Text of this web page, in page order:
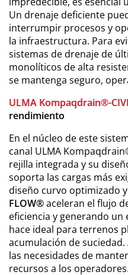
Un drenaje deficiente
interrumpir procesos y
la infraestructura. Para
sistemas de drenaje de
monolíticos de alta
se mantenga seguro,
ULMA Kompaqdrain®-
rendimiento
En el núcleo de este
canal ULMA
rejilla integrada y su
soporta las cargas más
diseño curvo optimizado
FLOW®aceleran el flujo
eficiencia y generando
hace ideal para terrenos
acumulación de
las necesidades de
recursos a los operadores.